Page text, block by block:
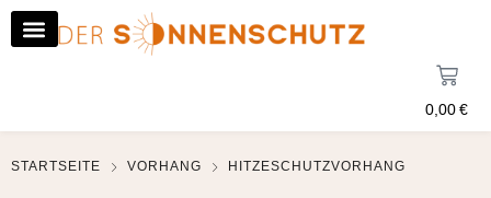
0,00€
STARTSEITE VORHANG HITZESCHUTZVORHANG